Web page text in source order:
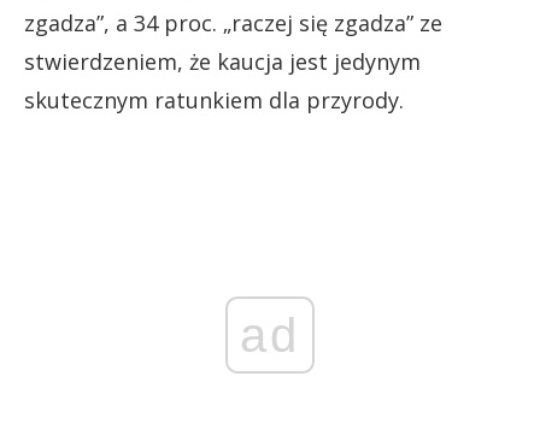
zgadza”, a 34 proc. „raczej się zgadza” ze
stwierdzeniem, że kaucja jest jedynym
skutecznym ratunkiem dla przyrody.
ad